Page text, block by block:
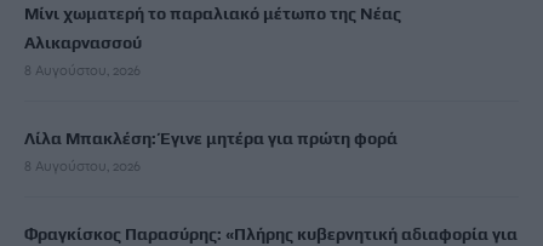
Μίνι χωματερή το παραλιακό μέτωπο της Νέας
Αλικαρνασσού
8 Αυγούστου, 2026
Λίλα Μπακλέση: Έγινε μητέρα για πρώτη φορά
8 Αυγούστου, 2026
Φραγκίσκος Παρασύρης: «Πλήρης κυβερνητική αδιαφορία για